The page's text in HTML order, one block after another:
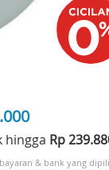
hingga Rp
& bank yang